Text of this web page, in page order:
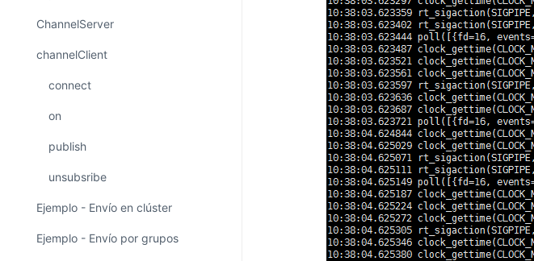
ChannelServer
channelClient
connect
on
publish
unsubsribe
Ejemplo - Envío en clúster
Ejemplo - Envío por grupos